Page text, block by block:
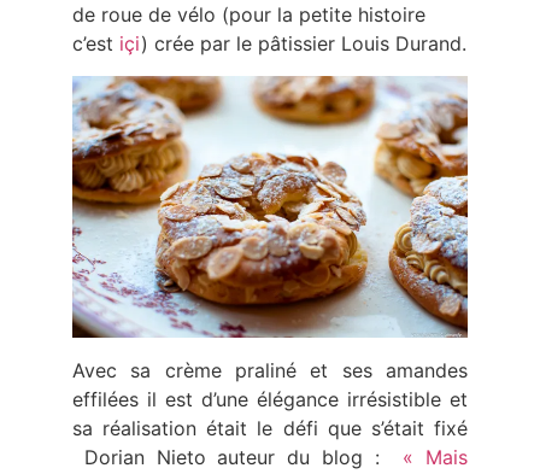
de roue de vélo (pour la petite histoire
c’est içi) crée par le pâtissier Louis Durand.
Avec sa crème praliné et ses amandes
effilées il est d’une élégance irrésistible et
sa réalisation était le défi que s’était fixé
Dorian Nieto auteur du blog : « Mais